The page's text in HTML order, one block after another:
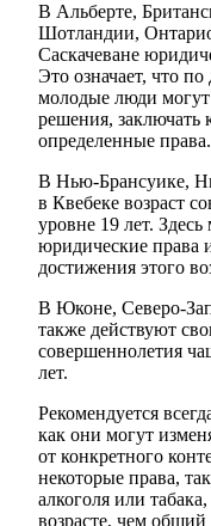
В Альберте,
Шотландии,
Саскачеване
Это означает, что
молодые люди
решения, заключать
определенные права.
В Нью-Брансуике,
в Квебеке возраст
уровне 19 лет.
юридические права
достижения этого
В Юконе, Северо-
также действуют
совершеннолетия
лет.
Рекомендуется
как они могут
от конкретного
некоторые права,
алкоголя или
возрасте, чем общий